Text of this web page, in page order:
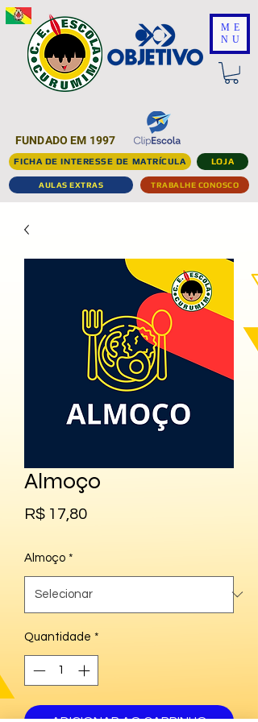
FUNDADO EM 1997
AULAS EXTRAS
FICHA DE INTERESSE DE MATRÍCULA
TRABALHE CONOSCO
LOJA
ME
NU
Almoço
R$ 17,80Preço
Almoço *
Quantidade *